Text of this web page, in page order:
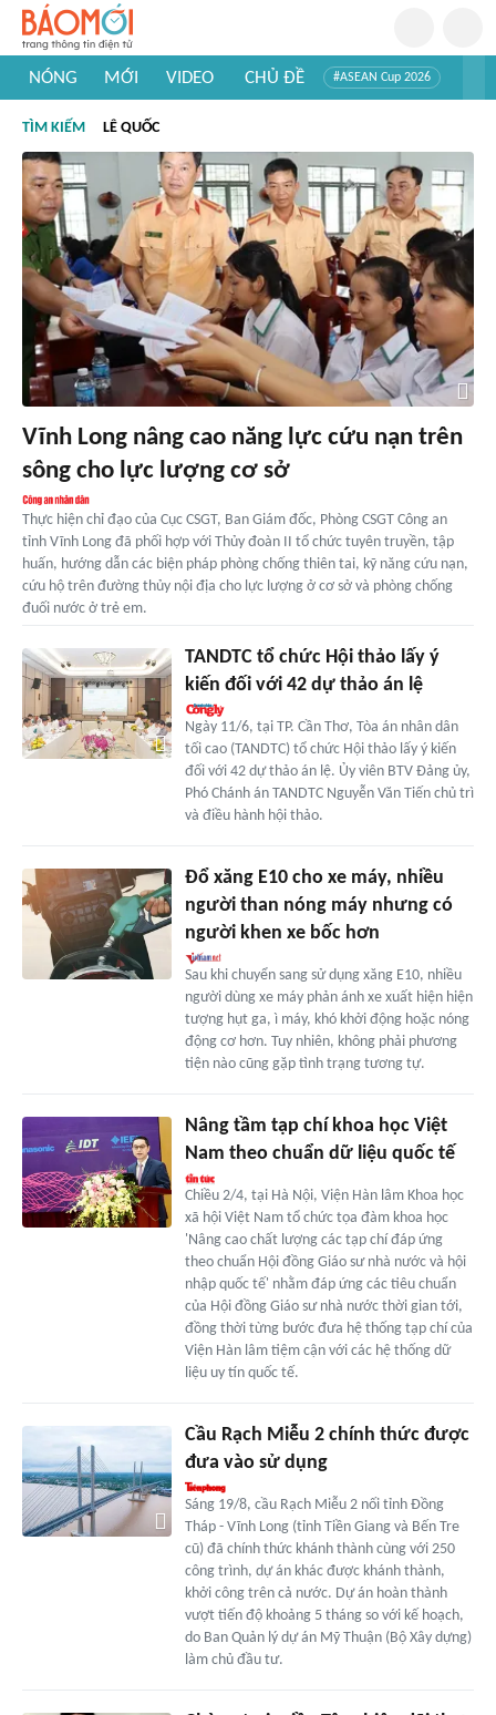
NÓNG MỚI VIDEO CHỦ ĐỀ #ASEAN Cup 2026
#Khám phá thế giới
TÌM KIẾM LÊ QUỐC
Vĩnh Long nâng cao năng lực cứu nạn trên
sông cho lực lượng cơ sở
Thực hiện chỉ đạo của Cục CSGT, Ban Giám đốc, Phòng CSGT Công an
tỉnh Vĩnh Long đã phối hợp với Thủy đoàn II tổ chức tuyên truyền, tập
huấn, hướng dẫn các biện pháp phòng chống thiên tai, kỹ năng cứu nạn,
cứu hộ trên đường thủy nội địa cho lực lượng ở cơ sở và phòng chống
đuối nước ở trẻ em.
TANDTC tổ chức Hội thảo lấy ý
kiến đối với 42 dự thảo án lệ
Ngày 11/6, tại TP. Cần Thơ, Tòa án nhân dân
tối cao (TANDTC) tổ chức Hội thảo lấy ý kiến
đối với 42 dự thảo án lệ. Ủy viên BTV Đảng ủy,
Phó Chánh án TANDTC Nguyễn Văn Tiến chủ trì
và điều hành hội thảo.
Đổ xăng E10 cho xe máy, nhiều
người than nóng máy nhưng có
người khen xe bốc hơn
Sau khi chuyển sang sử dụng xăng E10, nhiều
người dùng xe máy phản ánh xe xuất hiện hiện
tượng hụt ga, ì máy, khó khởi động hoặc nóng
động cơ hơn. Tuy nhiên, không phải phương
tiện nào cũng gặp tình trạng tương tự.
Nâng tầm tạp chí khoa học Việt
Nam theo chuẩn dữ liệu quốc tế
Chiều 2/4, tại Hà Nội, Viện Hàn lâm Khoa học
xã hội Việt Nam tổ chức tọa đàm khoa học
'Nâng cao chất lượng các tạp chí đáp ứng
theo chuẩn Hội đồng Giáo sư nhà nước và hội
nhập quốc tế' nhằm đáp ứng các tiêu chuẩn
của Hội đồng Giáo sư nhà nước thời gian tới,
đồng thời từng bước đưa hệ thống tạp chí của
Viện Hàn lâm tiệm cận với các hệ thống dữ
liệu uy tín quốc tế.
Cầu Rạch Miễu 2 chính thức được
đưa vào sử dụng
Sáng 19/8, cầu Rạch Miễu 2 nối tỉnh Đồng
Tháp - Vĩnh Long (tỉnh Tiền Giang và Bến Tre
cũ) đã chính thức khánh thành cùng với 250
công trình, dự án khác được khánh thành,
khởi công trên cả nước. Dự án hoàn thành
vượt tiến độ khoảng 5 tháng so với kế hoạch,
do Ban Quản lý dự án Mỹ Thuận (Bộ Xây dựng)
làm chủ đầu tư.